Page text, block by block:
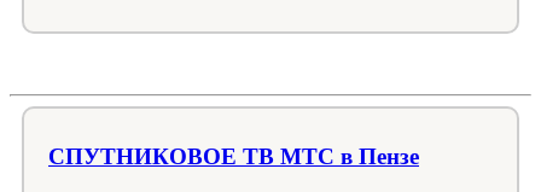
СПУТНИКОВОЕ ТВ МТС в Пензе